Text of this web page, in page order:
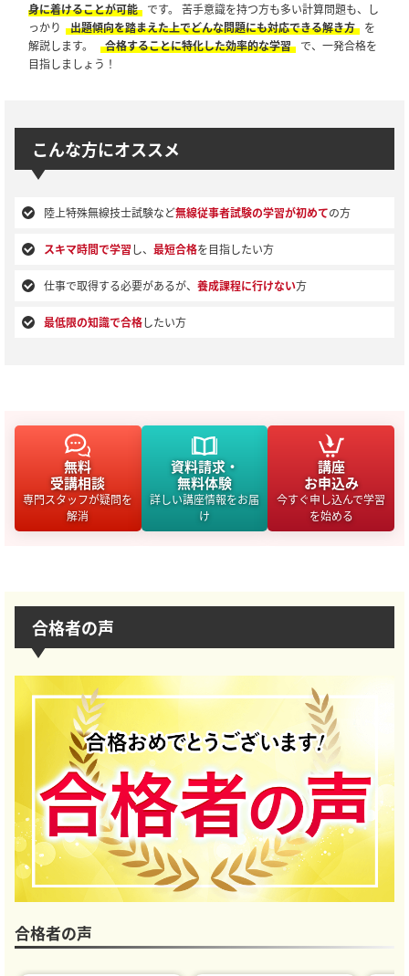
身に着けることが可能
です。 苦手意識を持つ方も多い計算問題も、し
っかり
出題傾向を踏まえた上でどんな問題にも対応できる解き方
を
解説します。
合格することに特化した効率的な学習
で、一発合格を
目指しましょう！
こんな方にオススメ
陸上特殊無線技士試験など無線従事者試験の学習が初めての方
スキマ時間で学習し、 最短合格を目指したい方
仕事で取得する必要があるが、 養成課程に行けない方
最低限の知識で合格したい方
無料
受講相談
専門スタッフが疑問を
解消
資料請求・
無料体験
詳しい講座情報をお届
け
講座
お申込み
今すぐ申し込んで学習
を始める
合格者の声
合格者の声